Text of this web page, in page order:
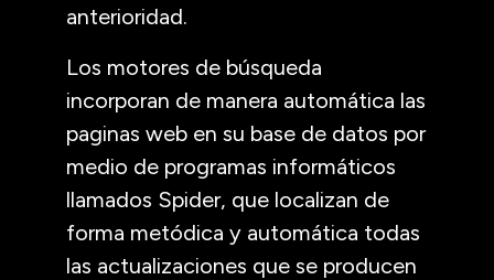
anterioridad.
Los motores de búsqueda
incorporan de manera automática las
paginas web en su base de datos por
medio de programas informáticos
llamados Spider, que localizan de
forma metódica y automática todas
las actualizaciones que se producen